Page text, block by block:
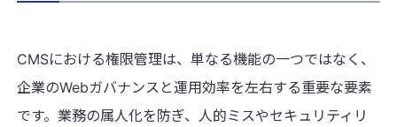
CMSにおける権限管理は、単なる機能の一つではなく、
企業のWebガバナンスと運用効率を左右する重要な要素
です。業務の属人化を防ぎ、人的ミスやセキュリティリ